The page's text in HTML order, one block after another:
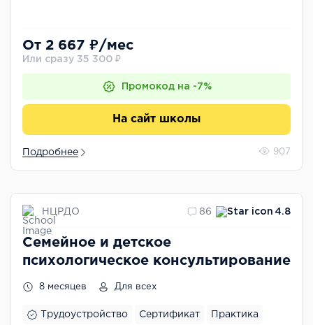
От 2 667 ₽/мес
Или сразу 35 300 ₽
Промокод на -7%
На сайт школы
Подробнее 907
НЦРДО 86 4.8
Семейное и детское
психологическое консультирование
8 месяцев Для всех
Трудоустройство Сертификат Практика